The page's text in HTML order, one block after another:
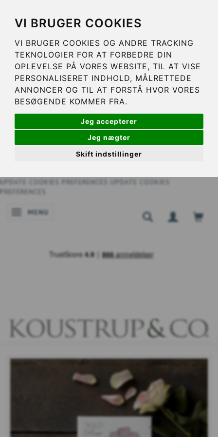
VI BRUGER COOKIES
VI BRUGER COOKIES OG ANDRE TRACKING
TEKNOLOGIER FOR AT FORBEDRE DIN
OPLEVELSE PÅ VORES WEBSITE, TIL AT VISE
PERSONALISERET INDHOLD, MÅLRETTEDE
ANNONCER OG TIL AT FORSTÅ HVOR VORES
BESØGENDE KOMMER FRA.
Jeg accepterer
Jeg nægter
Skift indstillinger
UPDATE COOKIES PREFERENCES
UPDATE COOKIES
PREFERENCES
NAVIGATIE IN-/UITSCHAKELEN
MENU